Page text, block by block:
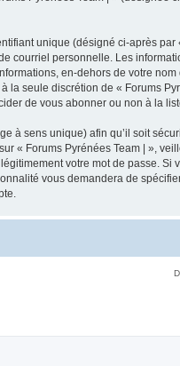
unique (désigné ci-après
courriel personnelle. Les
en-dehors de votre
la seule discrétion de « Forums
de vous abonner ou non à la
à sens unique) afin qu’il soit
« Forums Pyrénées Team | »,
votre mot de passe.
vous demandera de